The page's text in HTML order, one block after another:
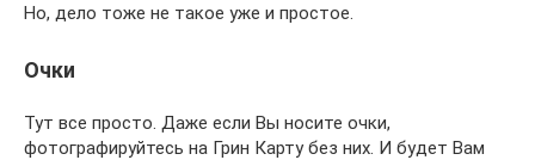
Но, дело тоже не такое уже и простое.
Очки
Тут все просто. Даже если Вы носите очки,
фотографируйтесь на Грин Карту без них. И будет Вам